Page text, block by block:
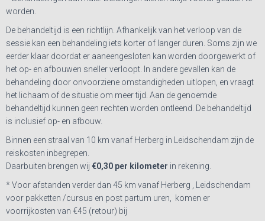
worden.
De behandeltijd is een richtlijn. Afhankelijk van het verloop van de
sessie kan een behandeling iets korter of langer duren. Soms zijn we
eerder klaar doordat er aaneengesloten kan worden doorgewerkt of
het op- en afbouwen sneller verloopt. In andere gevallen kan de
behandeling door onvoorziene omstandigheden uitlopen, en vraagt
het lichaam of de situatie om meer tijd. Aan de genoemde
behandeltijd kunnen geen rechten worden ontleend. De behandeltijd
is inclusief op- en afbouw.
Binnen een straal van 10 km vanaf Herberg in Leidschendam zijn de
reiskosten inbegrepen.
Daarbuiten brengen wij €0,30 per kilometer in rekening.
* Voor afstanden verder dan 45 km vanaf Herberg , Leidschendam
voor pakketten /cursus en post partum uren, komen er
voorrijkosten van €45 (retour) bij